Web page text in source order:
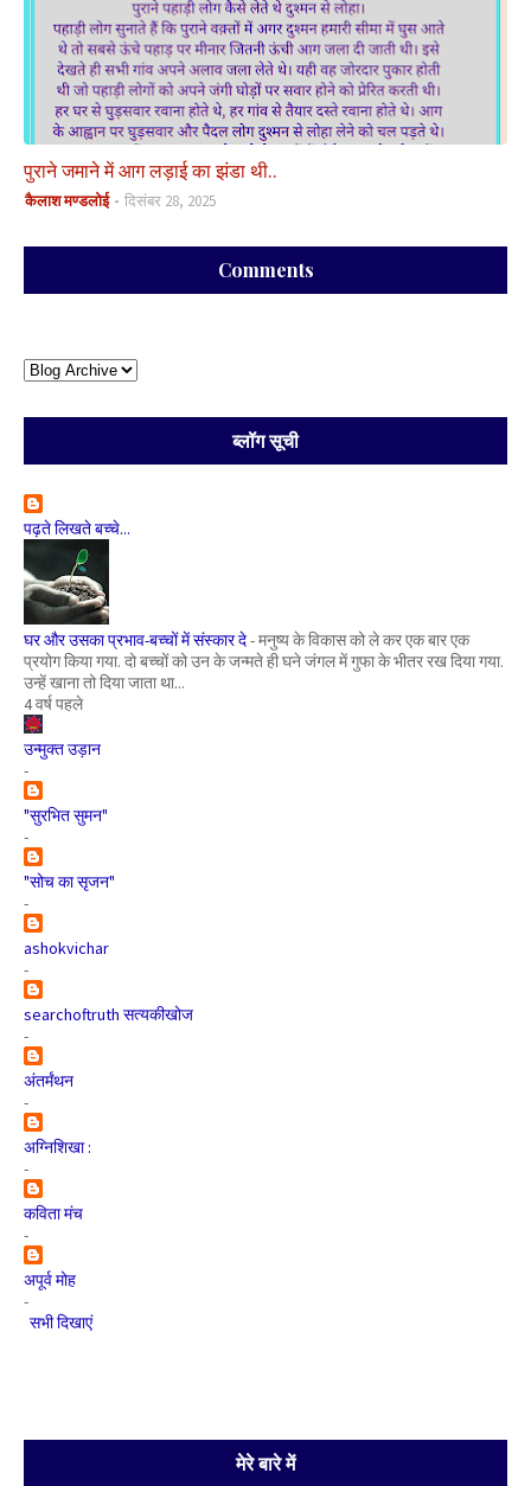
पुराने जमाने में आग लड़ाई का झंडा थी..
कैलाश मण्डलोई दिसंबर 28, 2025
Comments
ब्लॉग सूची
पढ़ते लिखते बच्चे...
घर और उसका प्रभाव-बच्चों में संस्कार दे-मनुष्य के विकास को ले कर एक बार एक
प्रयोग किया गया. दो बच्चों को उन के जन्मते ही घने जंगल में गुफा के भीतर रख दिया गया.
उन्हें खाना तो दिया जाता था...
4 वर्ष पहले
उन्मुक्त उड़ान
-
"सुरभित सुमन"
-
"सोच का सृजन"
-
ashokvichar
-
searchoftruth सत्यकीखोज
-
अंतर्मंथन
-
अग्निशिखा :
-
कविता मंच
-
अपूर्व मोह
-
सभी दिखाएं
मेरे बारे में